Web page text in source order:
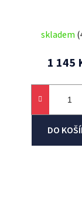
skladem
1 145
DO